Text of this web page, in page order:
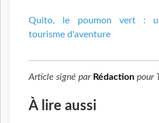
Quito, le poumon vert :
tourisme d'aventure
Article signé par Rédaction pour
À lire aussi